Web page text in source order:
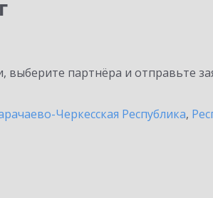
партнёра и отправьте
Черкесская Республика,